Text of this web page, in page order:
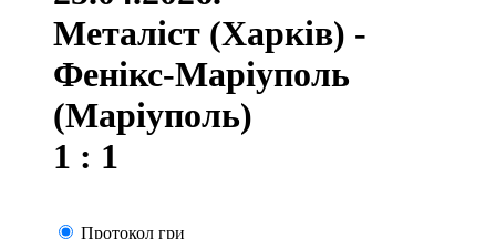
Металіст (Харків) -
Фенікс-Маріуполь
(Маріуполь)
1 : 1
Протокол гри